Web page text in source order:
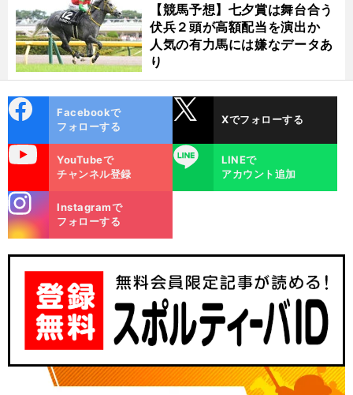
【競馬予想】七夕賞は舞台合う
伏兵２頭が高額配当を演出か
人気の有力馬には嫌なデータあ
り
ok
Facebookで
フォローする
Xでフォローする
YouTubeで
チャンネル登録
LINE
LINEで
アカウント追加
m
Instagramで
フォローする